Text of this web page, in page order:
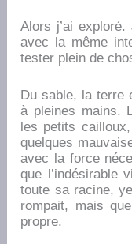
Alors j’ai
avec la même
tester plein de
Du sable, la terre
à pleines mains.
les petits
quelques
avec la force
que l’indésirable
toute sa racine,
rompait, mais
propre.